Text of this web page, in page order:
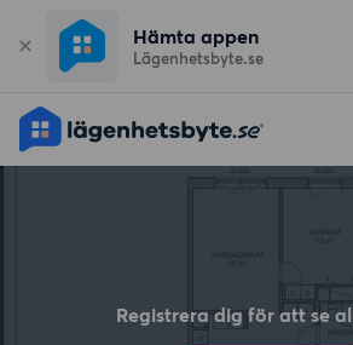
Hämta appen
Lägenhetsbyte.se
Registrera dig för att se